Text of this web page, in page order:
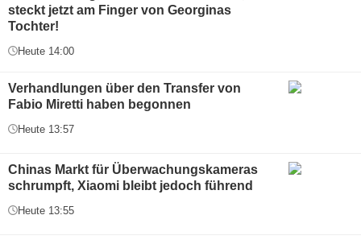
steckt jetzt am Finger von Georginas
Tochter!
Heute 14:00
Verhandlungen über den Transfer von
Fabio Miretti haben begonnen
Heute 13:57
Chinas Markt für Überwachungskameras
schrumpft, Xiaomi bleibt jedoch führend
Heute 13:55